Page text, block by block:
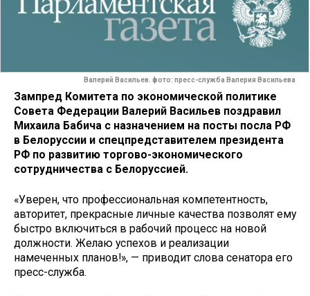
Валерий Васильев. фото: пресс-служба Валерия Васильева
Зампред Комитета по экономической политике
Совета Федерации Валерий Васильев поздравил
Михаила Бабича с назначением на посты посла РФ
в Белоруссии и спецпредставителем президента
РФ по развитию торгово-экономического
сотрудничества с Белоруссией.
«Уверен, что профессиональная компетентность,
авторитет, прекрасные личные качества позволят ему
быстро включиться в рабочий процесс на новой
должности. Желаю успехов и реализации
намеченных планов!», — приводит слова сенатора его
пресс-служба.